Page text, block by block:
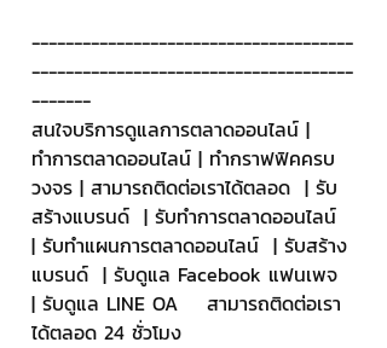
--------------------------------------
--------------------------------------
-------
สนใจบริการดูแลการตลาดออนไลน์ |
ทำการตลาดออนไลน์ | ทำกราฟฟิคครบ
วงจร | สามารถติดต่อเราได้ตลอด  | รับ
สร้างแบรนด์  | รับทำการตลาดออนไลน์
| รับทำแผนการตลาดออนไลน์  | รับสร้าง
แบรนด์  | รับดูแล Facebook แฟนเพจ
| รับดูแล LINE OA    สามารถติดต่อเรา
ได้ตลอด 24 ชั่วโมง